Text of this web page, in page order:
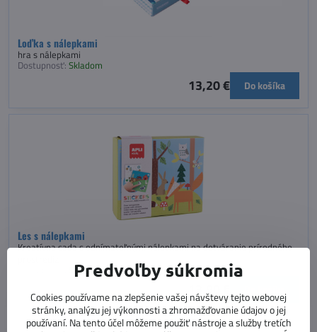
Loďka s nálepkami
hra s nálepkami
Dostupnosť: Skladom
13,20 € Do košíka
Les s nálepkami
Kreatívna sada s odnímateľnými nálepkami na dotváranie prírodného
Skladom
13,90 €
Predvoľby súkromia
Cookies používame na zlepšenie vašej návštevy tejto webovej
stránky, analýzu jej výkonnosti a zhromažďovanie údajov o jej
používaní. Na tento účel môžeme použiť nástroje a služby tretích